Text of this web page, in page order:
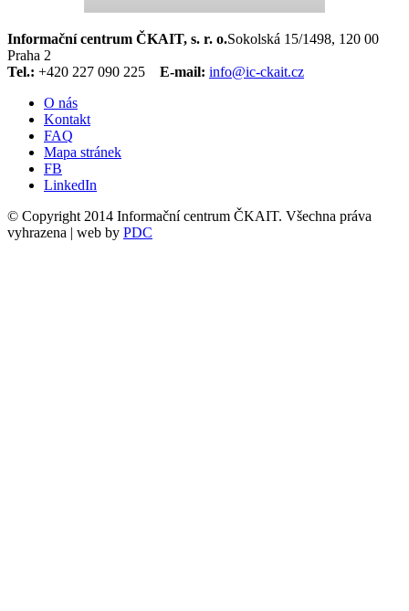
Informační centrum ČKAIT, s. r. o.Sokolská 15/1498, 120 00
Praha 2
Tel.: +420 227 090 225 E-mail: info@ic-ckait.cz
O nás
Kontakt
FAQ
Mapa stránek
FB
LinkedIn
© Copyright 2014 Informační centrum ČKAIT. Všechna práva
vyhrazena | web by PDC